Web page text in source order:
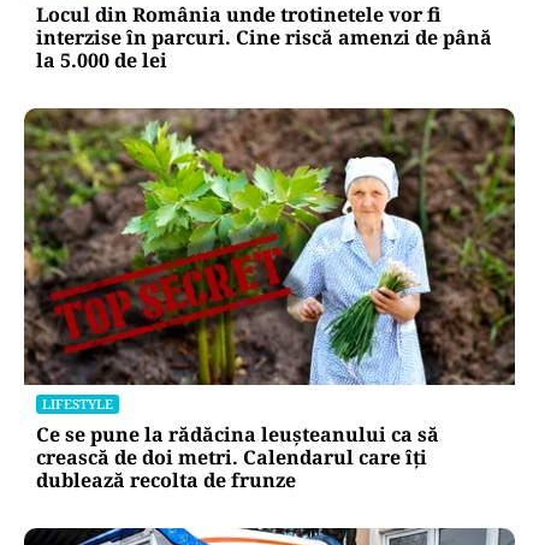
Locul din România unde trotinetele vor fi
interzise în parcuri. Cine riscă amenzi de până
la 5.000 de lei
LIFESTYLE
Ce se pune la rădăcina leușteanului ca să
crească de doi metri. Calendarul care îți
dublează recolta de frunze